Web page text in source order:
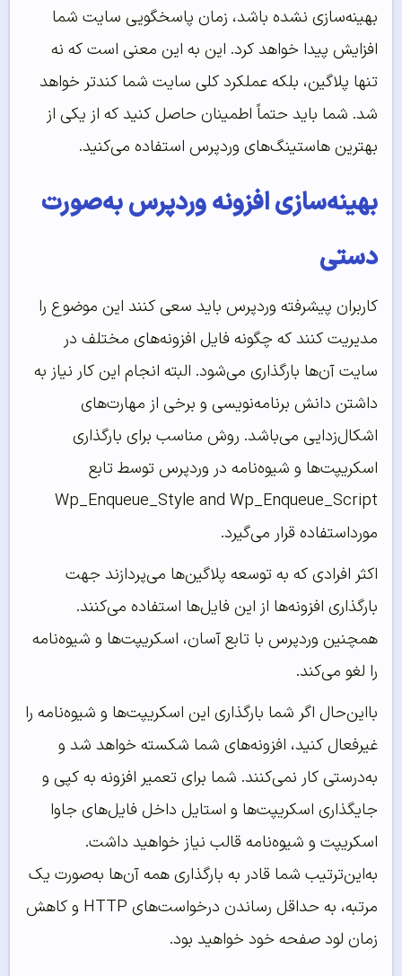
بهینه‌سازی نشده باشد، زمان پاسخگویی سایت شما
افزایش پیدا خواهد کرد. این به این معنی است که نه
تنها پلاگین، بلکه عملکرد کلی سایت شما کندتر خواهد
شد. شما باید حتماً اطمینان حاصل کنید که از یکی از
بهترین هاستینگ‌های وردپرس استفاده می‌کنید.
بهینه‌سازی افزونه وردپرس به‌صورت
دستی
کاربران پیشرفته وردپرس باید سعی کنند این موضوع را
مدیریت کنند که چگونه فایل افزونه‌های مختلف در
سایت آن‌‌ها بارگذاری می‌شود. البته انجام این کار نیاز به
داشتن دانش برنامه‌نویسی و برخی از مهارت‌های
اشکال‌زدایی می‌باشد. روش مناسب برای بارگذاری
اسکریپت‌ها و شیوه‌نامه در وردپرس توسط تابع
Wp_Enqueue_Style and Wp_Enqueue_Script
مورداستفاده قرار می‌گیرد.
اکثر افرادی که به توسعه پلاگین‌ها می‌پردازند جهت
بارگذاری افزونه‌ها از این فایل‌ها استفاده می‌کنند.
همچنین وردپرس با تابع آسان، اسکریپت‌ها و شیوه‌نامه
را لغو می‌کند.
بااین‌حال اگر شما بارگذاری این اسکریپت‌‌ها و شیوه‌نامه را
غیرفعال کنید، افزونه‌های شما شکسته خواهد شد و
به‌درستی کار نمی‌کنند. شما برای تعمیر افزونه به کپی و
جایگذاری اسکریپت‌ها و استایل داخل فایل‌های جاوا
اسکریپت و شیوه‌نامه قالب نیاز خواهید داشت.
به‌این‌ترتیب شما قادر به بارگذاری همه آن‌‌ها به‌صورت یک
مرتبه، به حداقل رساندن درخواست‌های HTTP و کاهش
زمان لود صفحه خود خواهید بود.